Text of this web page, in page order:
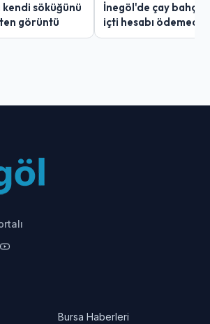
kendi söküğünü
görüntü
İnegöl'de çay
içti hesabı ödemedi
Bursa Haberleri